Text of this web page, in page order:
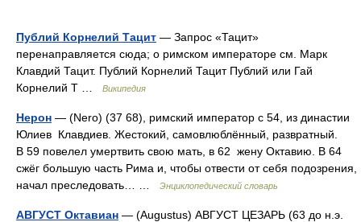
Публий Корнелий Тацит — Запрос «Тацит»
перенаправляется сюда; о римском императоре см. Марк
Клавдий Тацит. Публий Корнелий Тацит Публий или Гай
Корнелий Т …
Википедия
Нерон — (Nero) (37 68), римский император с 54, из династии
Юлиев Клавдиев. Жестокий, самовлюблённый, развратный.
В 59 повелел умертвить свою мать, в 62 жену Октавию. В 64
сжёг большую часть Рима и, чтобы отвести от себя подозрения,
начал преследовать… …
Энциклопедический словарь
АВГУСТ Октавиан — (Augustus) АВГУСТ ЦЕЗАРЬ (63 до н.э.